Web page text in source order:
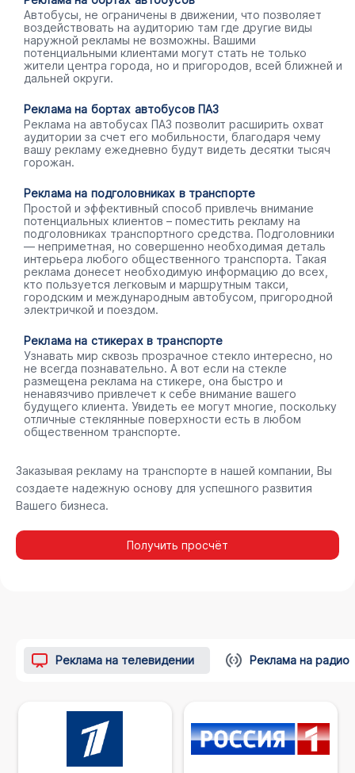
Автобусы, не ограничены в движении, что позволяет
воздействовать на аудиторию там где другие виды
наружной рекламы не возможны. Вашими
потенциальными клиентами могут стать не только
жители центра города, но и пригородов, всей ближней и
дальней округи.
Реклама на бортах автобусов ПАЗ
Реклама на автобусах ПАЗ позволит расширить охват
аудитории за счет его мобильности, благодаря чему
вашу рекламу ежедневно будут видеть десятки тысяч
горожан.
Реклама на подголовниках в транспорте
Простой и эффективный способ привлечь внимание
потенциальных клиентов – поместить рекламу на
подголовниках транспортного средства. Подголовники
— неприметная, но совершенно необходимая деталь
интерьера любого общественного транспорта. Такая
реклама донесет необходимую информацию до всех,
кто пользуется легковым и маршрутным такси,
городским и международным автобусом, пригородной
электричкой и поездом.
Реклама на стикерах в транспорте
Узнавать мир сквозь прозрачное стекло интересно, но
не всегда познавательно. А вот если на стекле
размещена реклама на стикере, она быстро и
ненавязчиво привлечет к себе внимание вашего
будущего клиента. Увидеть ее могут многие, поскольку
отличные стеклянные поверхности есть в любом
общественном транспорте.
Заказывая рекламу на транспорте в нашей компании, Вы
создаете надежную основу для успешного развития
Вашего бизнеса.
Получить просчёт
Реклама на телевидении Реклама на радио